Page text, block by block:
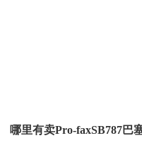
哪里有卖Pro-faxSB787巴